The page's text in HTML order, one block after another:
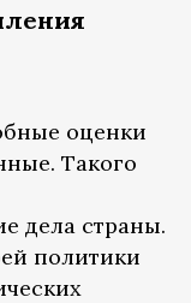
оценки
Такого
дела страны.
политики